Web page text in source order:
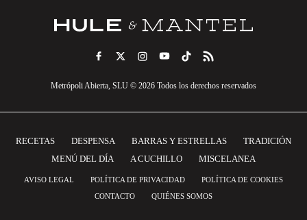
Metrópoli Abierta, SLU © 2026 Todos los derechos reservados
RECETAS DESPENSA BARRAS Y ESTRELLAS
TRADICIÓN
MENÚ DEL DÍA
A CUCHILLO MISCELANEA
AVISO LEGAL POLÍTICA DE PRIVACIDAD
POLÍTICA DE COOKIES
CONTACTO
QUIÉNES SOMOS